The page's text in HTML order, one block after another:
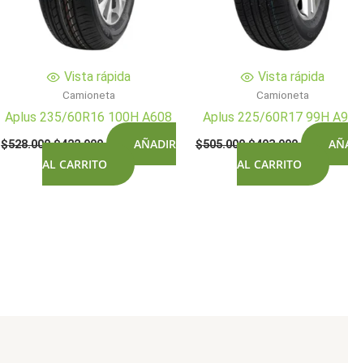
Vista rápida
Camioneta
Aplus 235/60R16 100H A608
$528.000El
original
era:
$422.900El
actual
es:
AÑADIR
AL CARRITO
Vista rápida
Camioneta
Aplus 225/60R17 99H
$505.000El
original
era:
$403.900El
actual
es:
AL CARRITO